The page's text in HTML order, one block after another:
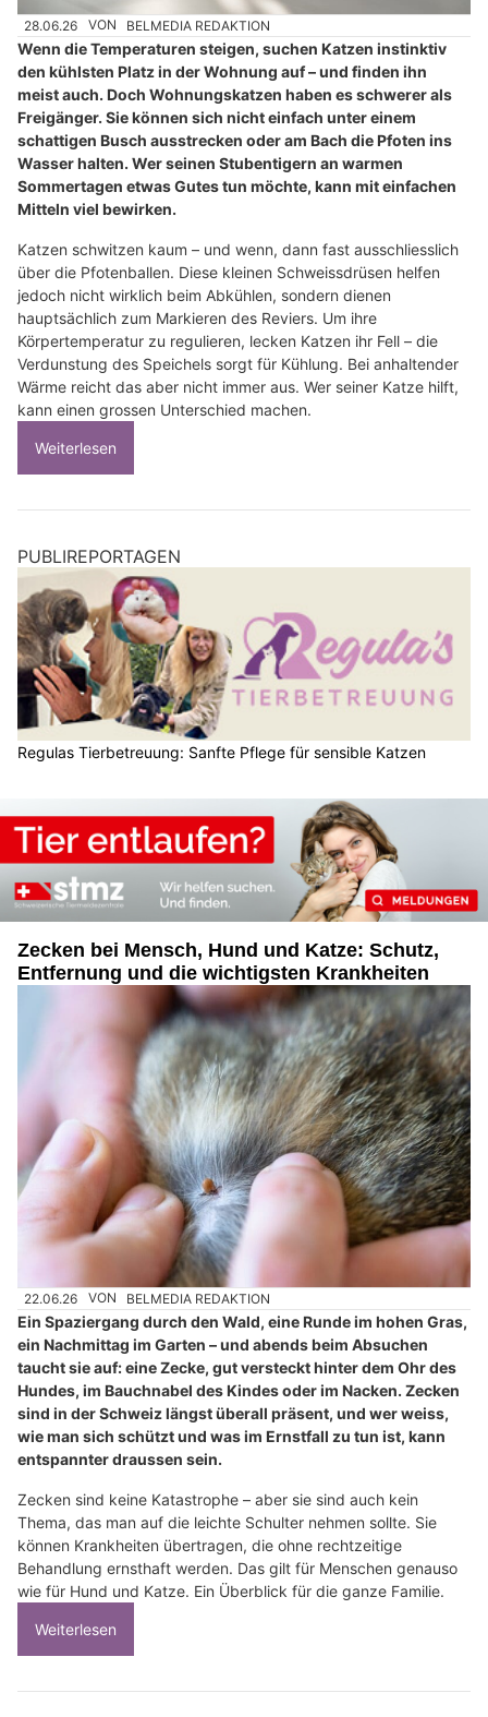
28.06.26 VON BELMEDIA REDAKTION
Wenn die Temperaturen steigen, suchen Katzen instinktiv
den kühlsten Platz in der Wohnung auf – und finden ihn
meist auch. Doch Wohnungskatzen haben es schwerer als
Freigänger. Sie können sich nicht einfach unter einem
schattigen Busch ausstrecken oder am Bach die Pfoten ins
Wasser halten. Wer seinen Stubentigern an warmen
Sommertagen etwas Gutes tun möchte, kann mit einfachen
Mitteln viel bewirken.
Katzen schwitzen kaum – und wenn, dann fast ausschliesslich
über die Pfotenballen. Diese kleinen Schweissdrüsen helfen
jedoch nicht wirklich beim Abkühlen, sondern dienen
hauptsächlich zum Markieren des Reviers. Um ihre
Körpertemperatur zu regulieren, lecken Katzen ihr Fell – die
Verdunstung des Speichels sorgt für Kühlung. Bei anhaltender
Wärme reicht das aber nicht immer aus. Wer seiner Katze hilft,
kann einen grossen Unterschied machen.
Weiterlesen
PUBLIREPORTAGEN
Regulas Tierbetreuung: Sanfte Pflege für sensible Katzen
Zecken bei Mensch, Hund und Katze: Schutz,
Entfernung und die wichtigsten Krankheiten
22.06.26 VON BELMEDIA REDAKTION
Ein Spaziergang durch den Wald, eine Runde im hohen Gras,
ein Nachmittag im Garten – und abends beim Absuchen
taucht sie auf: eine Zecke, gut versteckt hinter dem Ohr des
Hundes, im Bauchnabel des Kindes oder im Nacken. Zecken
sind in der Schweiz längst überall präsent, und wer weiss,
wie man sich schützt und was im Ernstfall zu tun ist, kann
entspannter draussen sein.
Zecken sind keine Katastrophe – aber sie sind auch kein
Thema, das man auf die leichte Schulter nehmen sollte. Sie
können Krankheiten übertragen, die ohne rechtzeitige
Behandlung ernsthaft werden. Das gilt für Menschen genauso
wie für Hund und Katze. Ein Überblick für die ganze Familie.
Weiterlesen